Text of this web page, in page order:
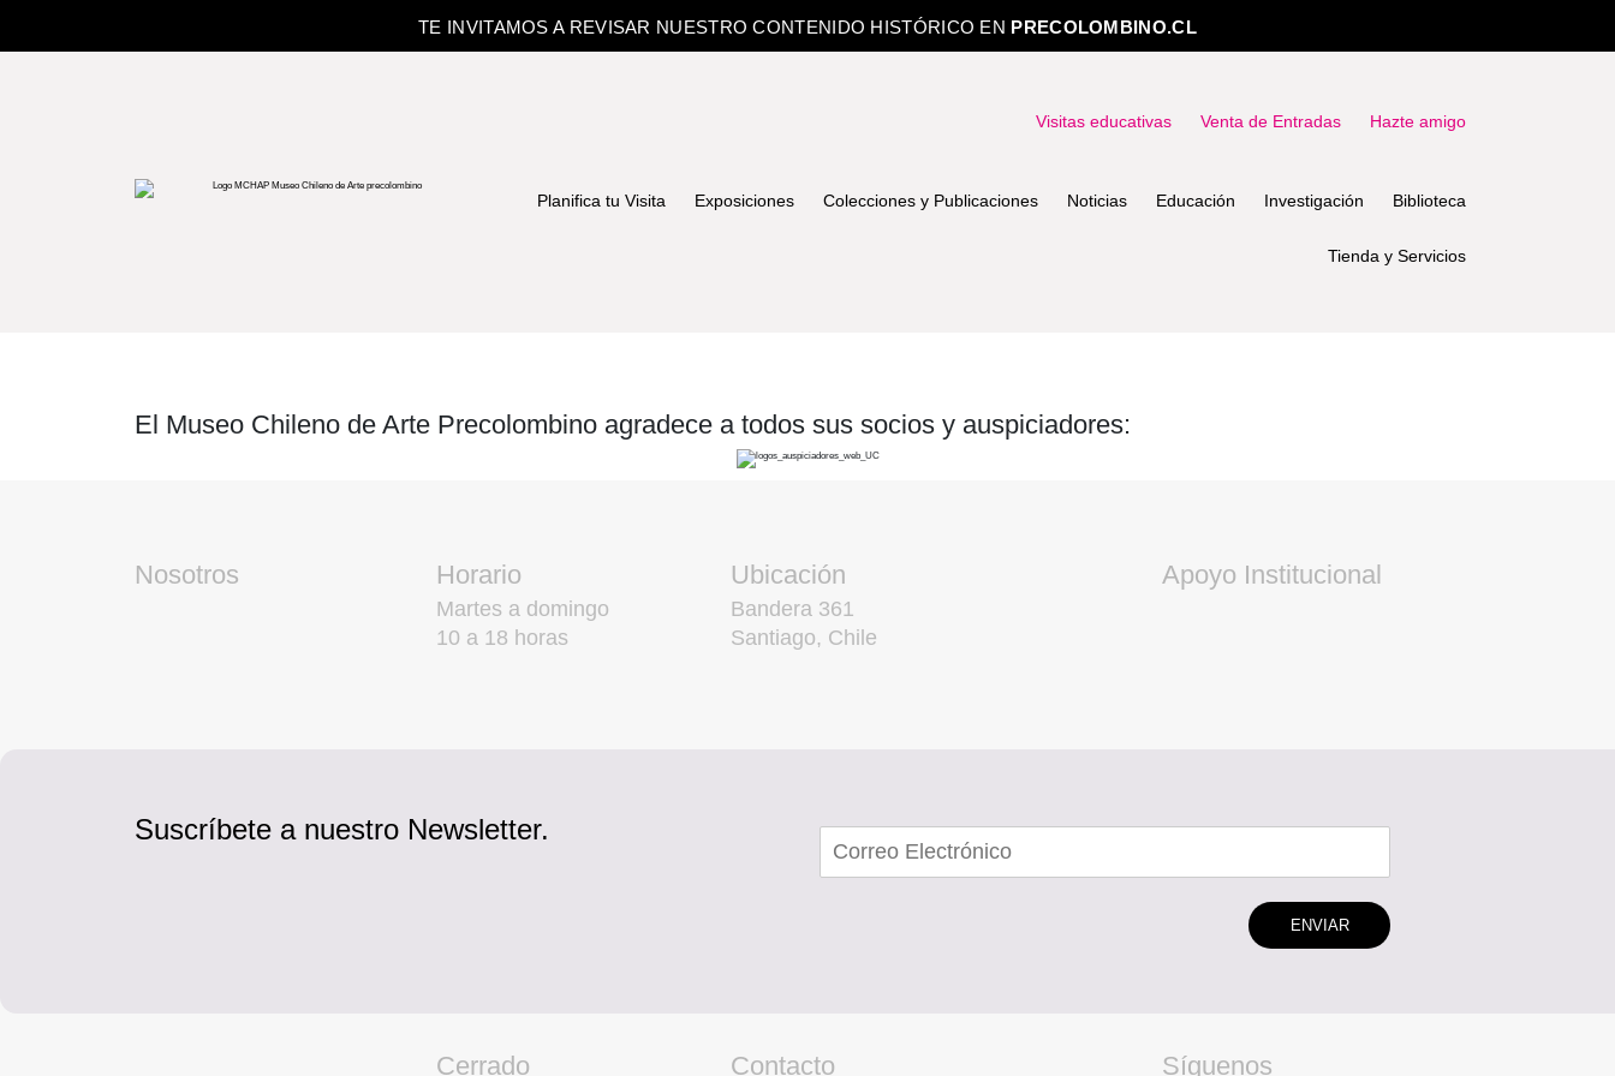
TE INVITAMOS A REVISAR NUESTRO CONTENIDO HISTÓRICO EN PRECOLOMBINO.CL
Visitas educativas Venta de Entradas Hazte amigo
Planifica tu Visita Exposiciones Colecciones y Publicaciones Noticias Educación Investigación Biblioteca
Tienda y Servicios
El Museo Chileno de Arte Precolombino agradece a todos sus socios y auspiciadores:
Nosotros Horario
Martes a domingo
10 a 18 horas
Ubicación
Bandera 361
Santiago, Chile
Apoyo Institucional
Suscríbete a nuestro Newsletter.
ENVIAR
Cerrado Contacto Síguenos